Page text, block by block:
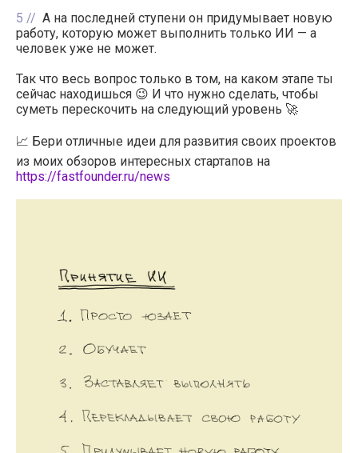
5
А на последней ступени он придумывает новую
работу, которую может выполнить только ИИ — а
человек уже не может.
Так что весь вопрос только в том, на каком этапе ты
сейчас находишься 😉 И что нужно сделать, чтобы
суметь перескочить на следующий уровень 🚀
📈 Бери отличные идеи для развития своих проектов
из моих обзоров интересных стартапов на
https://fastfounder.ru/news